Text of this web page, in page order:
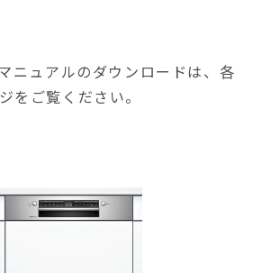
ニュアルのダウンロードは、各
をご覧ください。